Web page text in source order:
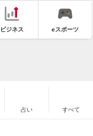
ビジネス eスポーツ
占い すべて